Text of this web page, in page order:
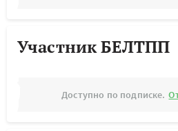
Участник БЕЛТПП
Доступно по подписке.